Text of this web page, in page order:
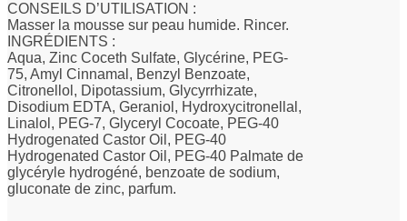
CONSEILS D’UTILISATION :
Masser la mousse sur peau humide. Rincer.
INGRÉDIENTS :
Aqua, Zinc Coceth Sulfate, Glycérine, PEG-
75, Amyl Cinnamal, Benzyl Benzoate,
Citronellol, Dipotassium, Glycyrrhizate,
Disodium EDTA, Geraniol, Hydroxycitronellal,
Linalol, PEG-7, Glyceryl Cocoate, PEG-40
Hydrogenated Castor Oil, PEG-40
Hydrogenated Castor Oil, PEG-40 Palmate de
glycéryle hydrogéné, benzoate de sodium,
gluconate de zinc, parfum.